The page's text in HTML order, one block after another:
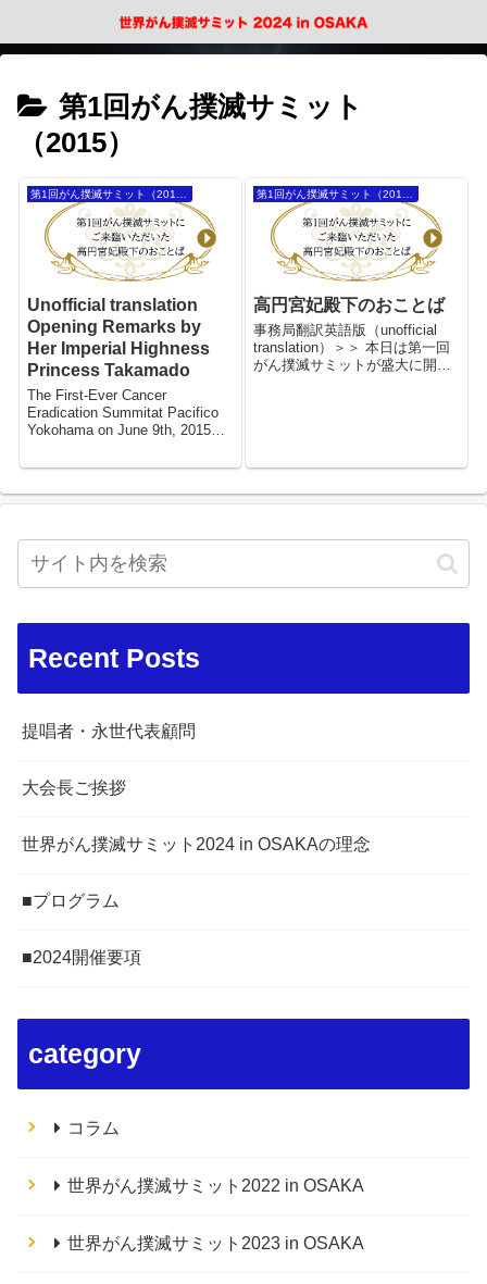
第1回がん撲滅サミット
（2015）
Unofficial translation
Opening Remarks by
Her Imperial Highness
Princess Takamado
The First-Ever Cancer
Eradication Summitat Pacifico
Yokohama on June 9th, 2015
to have...
高円宮妃殿下のおことば
事務局翻訳英語版（unofficial
translation）＞＞ 本日は第一回
がん撲滅サミットが盛大に開催
Recent Posts
提唱者・永世代表顧問
大会長ご挨拶
世界がん撲滅サミット2024 in OSAKAの理念
■プログラム
■2024開催要項
category
コラム
世界がん撲滅サミット2022 in OSAKA
世界がん撲滅サミット2023 in OSAKA